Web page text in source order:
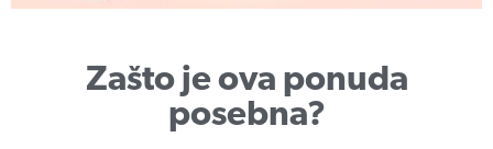
Zašto je ova ponuda
posebna?